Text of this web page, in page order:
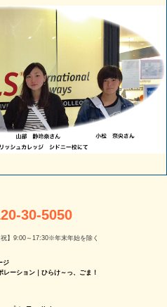
30-5050
祝】9:00～17:30※年末年始を除く
ジ
レーション｜ひらけ～っ、ごま！